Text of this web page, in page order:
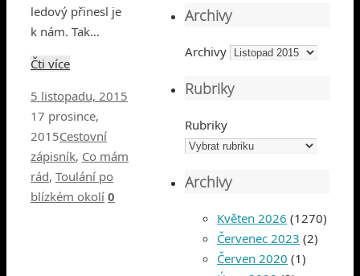
ledový přinesl je
k nám. Tak…
Čti více
5 listopadu, 2015
17 prosince,
2015Cestovní
zápisník, Co mám
rád, Toulání po
blízkém okolí 0
Archivy
Archivy
Rubriky
Rubriky
Archivy
Květen 2026 (1270)
Červenec 2023 (2)
Červen 2020 (1)